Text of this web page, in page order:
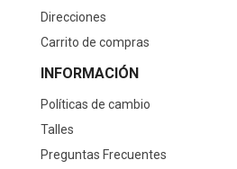
Direcciones
Carrito de compras
INFORMACIÓN
Políticas de cambio
Talles
Preguntas Frecuentes